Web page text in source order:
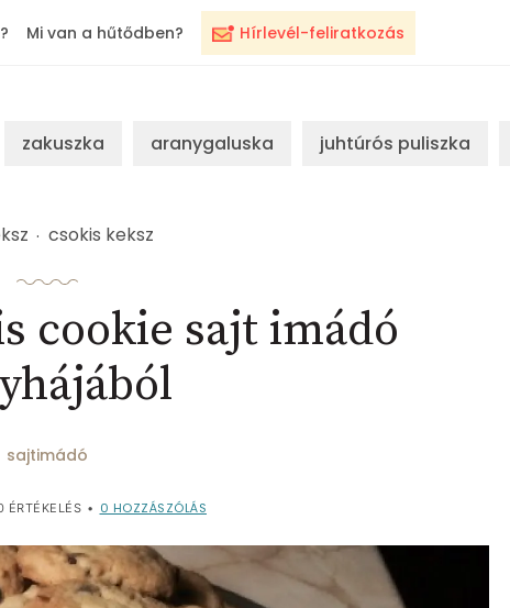
Hírlevél-feliratkozás
Mi van a hűtődben?
zakuszka aranygaluska juhtúrós puliszka
csokis keksz
cookie sajt imádó
sajtimádó
ÉRTÉKELÉS • 0 HOZZÁSZÓLÁS